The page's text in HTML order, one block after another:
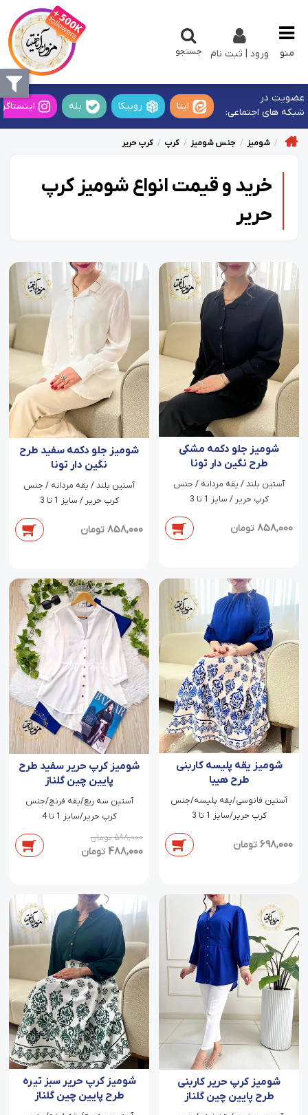
منو ورود | ثبت نام جستجو
عضویت در
شبکه های اجتماعی:
ایتا روبیکا بله
شومیز جنس شومیز کرپ کرپ حریر
خرید و قیمت انواع شومیز کرپ
حریر
شومیز جلو دکمه مشکی
طرح نگین دار تونا
آستین بلند / یقه مردانه / جنس
کرپ حریر / سایز 1 تا 3
858,000 تومان
شومیز جلو دکمه سفید طرح
نگین دار تونا
آستین بلند / یقه مردانه / جنس
کرپ حریر / سایز 1 تا 3
858,000 تومان
شومیز یقه پلیسه کاربنی
طرح هیبا
آستین فانوسی/یقه پلیسه/جنس
کرپ حریر/سایز 1 تا 3
698,000 تومان
شومیز کرپ حریر سفید طرح
پایین چین گلناز
آستین سه ربع/یقه فرنچ/جنس
کرپ حریر/سایز 1 تا 4
588,000تومان
488,000 تومان
شومیز کرپ حریر کاربنی
طرح پایین چین گلناز
شومیز کرپ حریر سبز تیره
طرح پایین چین گلناز